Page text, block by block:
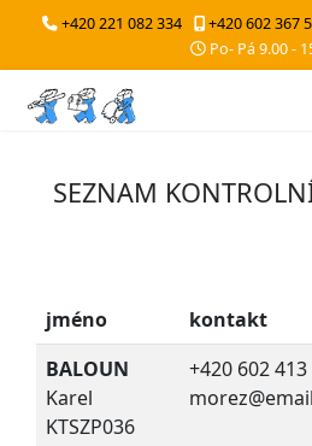
+420 221 082 334 +420 602 367
Po- Pá 9.00 -
SEZNAM
jméno kontakt
BALOUN
Karel
KTSZP036
+420 602